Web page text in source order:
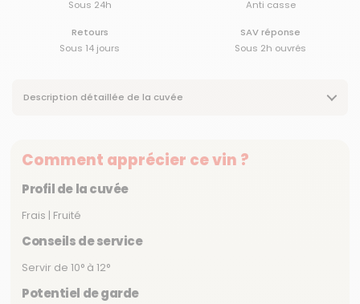
Sous 24h
Anti casse
Retours
Sous 14 jours
SAV réponse
Sous 2h ouvrés
Description détaillée de la cuvée
Comment apprécier ce vin ?
Profil de la cuvée
Frais | Fruité
Conseils de service
Servir de 10° à 12°
Potentiel de garde